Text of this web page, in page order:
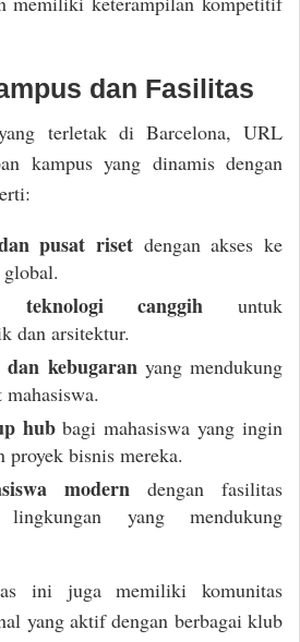
dan Fasilitas
terletak di Barcelona, URL
kampus yang dinamis dengan
pusat riset dengan akses ke
teknologi canggih untuk
dan arsitektur.
kebugaranyang mendukung
mahasiswa.
hubbagi mahasiswa yang ingin
proyek bisnis mereka.
modern dengan fasilitas
yang mendukung
ini juga memiliki komunitas
yang aktif dengan berbagai klub